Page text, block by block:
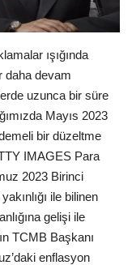
ışığında
daha devam
uzunca bir süre
Mayıs 2023
bir düzeltme
IMAGES Para
2023 Birinci
ile bilinen
gelişi ile
TCMB Başkanı
enflasyon